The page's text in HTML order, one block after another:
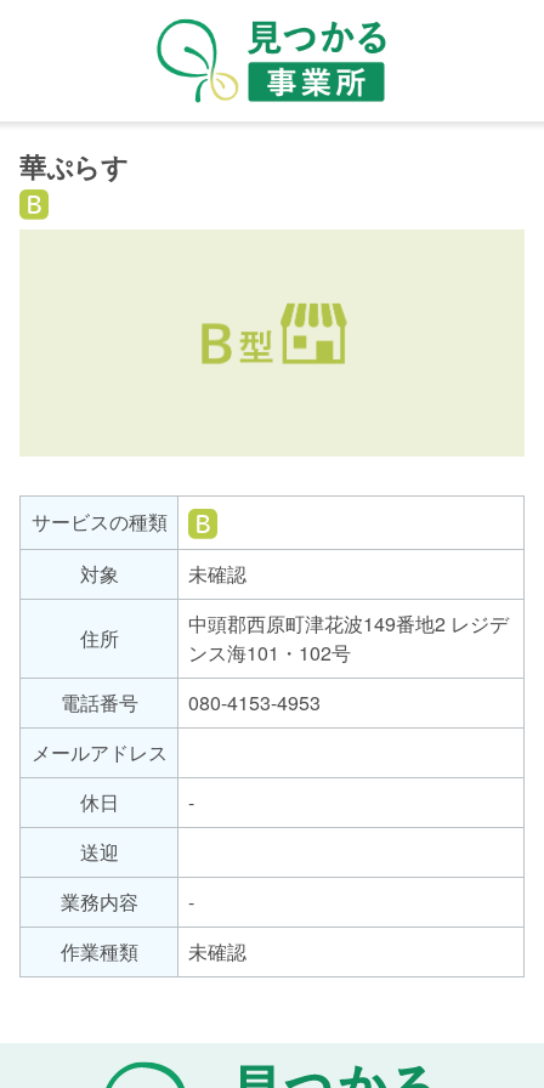
華ぷらす
サ
ス
の
種
類
就
労
サービスの種類
就
労
継
続
支
援
B
型
対象 未確認
住所
中頭郡西原町津花波149番地2 レジデ
ンス海101・102号
電話番号
080-4153-4953
メールアドレス
休日
-
送迎
業務内容
-
作業種類
未確認